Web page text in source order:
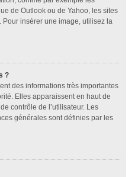
de Outlook ou de Yahoo, les sites
insérer une image, utilisez la
?
des informations très importantes
Elles apparaissent en haut de
contrôle de l’utilisateur. Les
générales sont définies par les